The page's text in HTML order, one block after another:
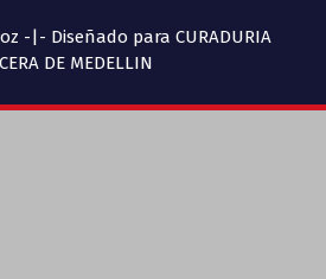
-|- Diseñado para CURADURIA
DE MEDELLIN